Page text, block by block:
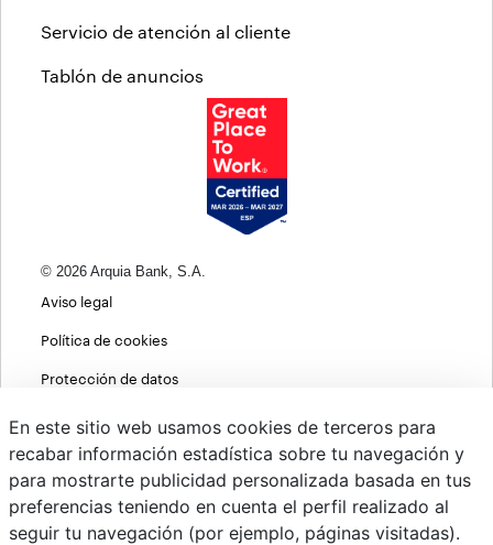
Servicio de atención al cliente
Tablón de anuncios
© 2026 Arquia Bank, S.A.
Aviso legal
Política de cookies
Protección de datos
Política de privacidad web
MIFID
PSD2
En este sitio web usamos cookies de terceros para
recabar información estadística sobre tu navegación y
para mostrarte publicidad personalizada basada en tus
preferencias teniendo en cuenta el perfil realizado al
seguir tu navegación (por ejemplo, páginas visitadas).